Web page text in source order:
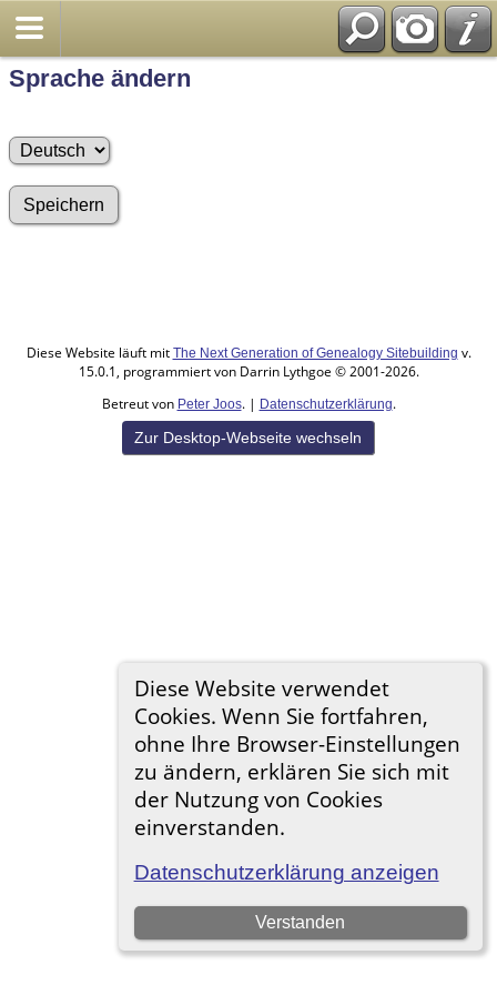
Diese Website verwendet
Cookies. Wenn Sie fortfahren,
ohne Ihre Browser-Einstellungen
zu ändern, erklären Sie sich mit
der Nutzung von Cookies
einverstanden.
Datenschutzerklärung anzeigen
Verstanden
Sprache ändern
Diese Website läuft mit The Next Generation of Genealogy Sitebuilding v.
15.0.1, programmiert von Darrin Lythgoe © 2001-2026.
Betreut von Peter Joos. | Datenschutzerklärung.
Zur Desktop-Webseite wechseln